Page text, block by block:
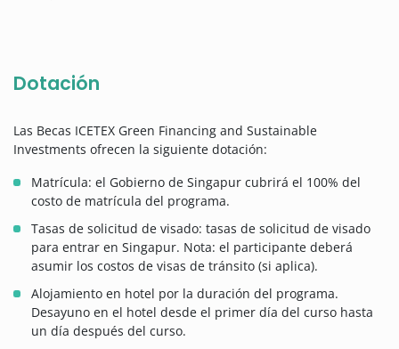
Dotación
Las Becas ICETEX Green Financing and Sustainable
Investments ofrecen la siguiente dotación:
Matrícula: el Gobierno de Singapur cubrirá el 100% del
costo de matrícula del programa.
Tasas de solicitud de visado: tasas de solicitud de visado
para entrar en Singapur. Nota: el participante deberá
asumir los costos de visas de tránsito (si aplica).
Alojamiento en hotel por la duración del programa.
Desayuno en el hotel desde el primer día del curso hasta
un día después del curso.